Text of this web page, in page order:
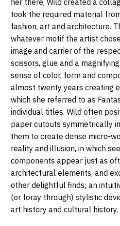
her there, Wild created a
took the required material
fashion, art and architecture.
whatever motif the artist
image and carrier of the
scissors, glue and a
sense of color, form and
almost twenty years creating
which she referred to as
individual titles. Wild often
paper cutouts symmetrically
them to create dense micro-
reality and illusion, in which
components appear just as
architectural elements, and
other delightful finds; an
(or foray through) stylistic
art history and cultural history.